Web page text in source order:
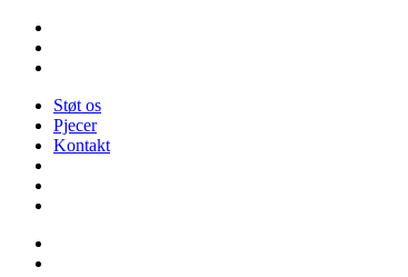
Videre
indhold
Støt os
Pjecer
Kontakt